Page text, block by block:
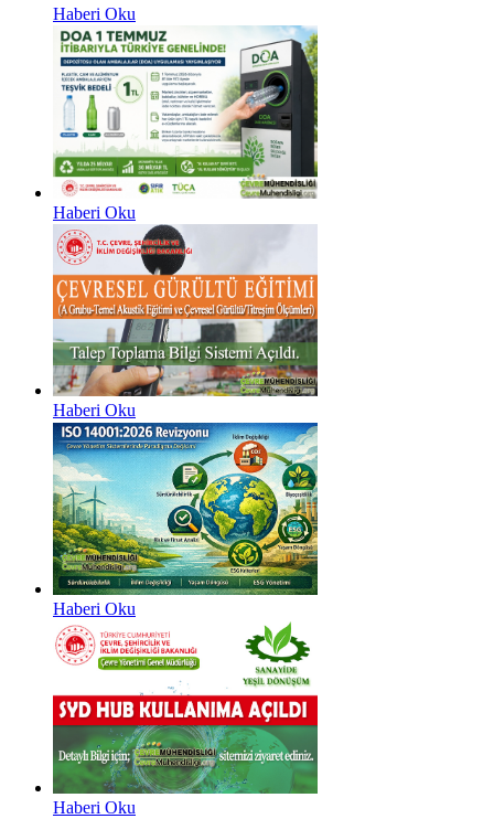
Haberi Oku
Haberi Oku
Haberi Oku
Haberi Oku
Haberi Oku